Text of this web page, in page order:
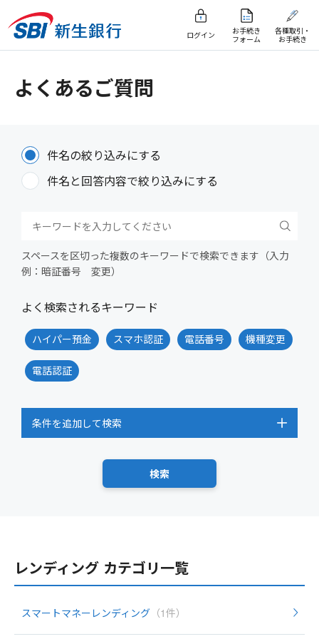
ログイン
お手続き
フォーム
各種取引・
お手続き
よくあるご質問
件名の絞り込みにする
件名と回答内容で絞り込みにする
スペースを区切った複数のキーワードで検索できます（入力
例：暗証番号 変更）
よく検索されるキーワード
ハイパー預金 スマホ認証 電話番号 機種変更
電話認証
条件を追加して検索
レンディング カテゴリ一覧
スマートマネーレンディング （1件）